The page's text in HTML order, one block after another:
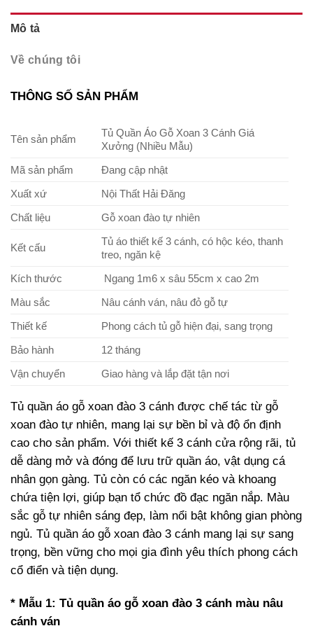
Mô tả
Về chúng tôi
THÔNG SỐ SẢN PHẨM
Tên sản phẩm
Tủ Quần Áo Gỗ Xoan 3 Cánh Giá
Xưởng (Nhiều Mẫu)
Mã sản phẩm
Đang cập nhật
Xuất xứ
Nội Thất Hải Đăng
Chất liệu
Gỗ xoan đào tự nhiên
Kết cấu
Tủ áo thiết kế 3 cánh, có hộc kéo, thanh
treo, ngăn kệ
Kích thước
Ngang 1m6 x sâu 55cm x cao 2m
Màu sắc
Nâu cánh ván, nâu đỏ gỗ tự
Thiết kế
Phong cách tủ gỗ hiện đại, sang trọng
Bảo hành
12 tháng
Vận chuyển
Giao hàng và lắp đặt tận nơi
Tủ quần áo gỗ xoan đào 3 cánh được chế tác từ gỗ
xoan đào tự nhiên, mang lại sự bền bỉ và độ ổn định
cao cho sản phẩm. Với thiết kế 3 cánh cửa rộng rãi, tủ
dễ dàng mở và đóng để lưu trữ quần áo, vật dụng cá
nhân gọn gàng. Tủ còn có các ngăn kéo và khoang
chứa tiện lợi, giúp bạn tổ chức đồ đạc ngăn nắp. Màu
sắc gỗ tự nhiên sáng đẹp, làm nổi bật không gian phòng
ngủ. Tủ quần áo gỗ xoan đào 3 cánh mang lại sự sang
trọng, bền vững cho mọi gia đình yêu thích phong cách
cổ điển và tiện dụng.
* Mẫu 1: Tủ quần áo gỗ xoan đào 3 cánh màu nâu
cánh ván